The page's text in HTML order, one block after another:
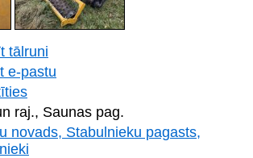
tālruni
e-pastu
raj., Saunas pag.
novads, Stabulnieku pagasts,